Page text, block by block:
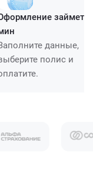
займет
данные,
полис и